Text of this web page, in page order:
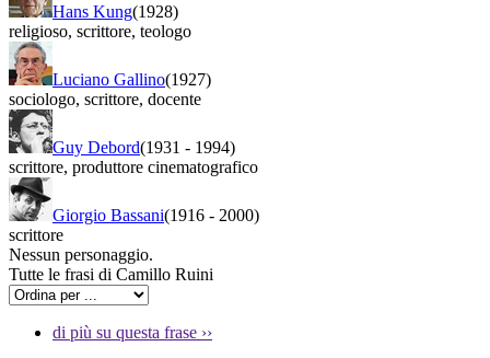
Hans Kung(1928)
religioso, scrittore, teologo
Luciano Gallino(1927)
sociologo, scrittore, docente
Guy Debord(1931 - 1994)
scrittore, produttore cinematografico
Giorgio Bassani(1916 - 2000)
scrittore
Nessun personaggio.
Tutte le frasi di Camillo Ruini
di più su questa frase ››